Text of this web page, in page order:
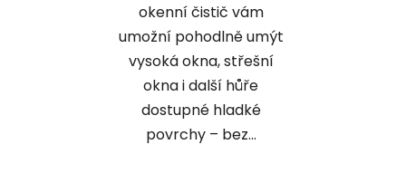
okenní čistič vám
umožní pohodlně umýt
vysoká okna, střešní
okna i další hůře
dostupné hladké
povrchy – bez...